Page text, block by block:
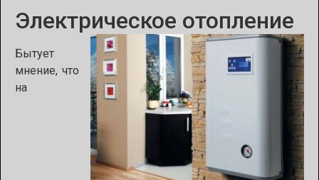
Электрическое отопление
Бытует
мнение, что
на